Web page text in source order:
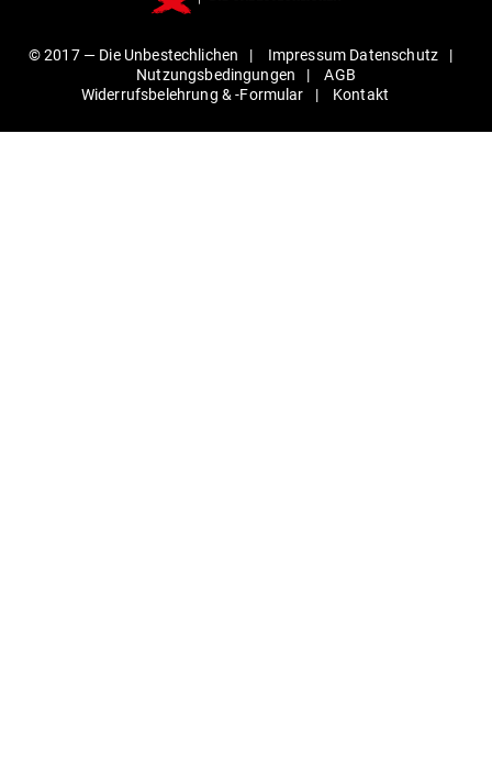
© 2017 — Die Unbestechlichen Impressum Daten­schutz
Nut­zungs­be­din­gungen
AGB
Wider­rufs­be­lehrung & ‑For­mular
Kontakt